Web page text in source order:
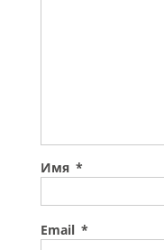
Имя *
Email *